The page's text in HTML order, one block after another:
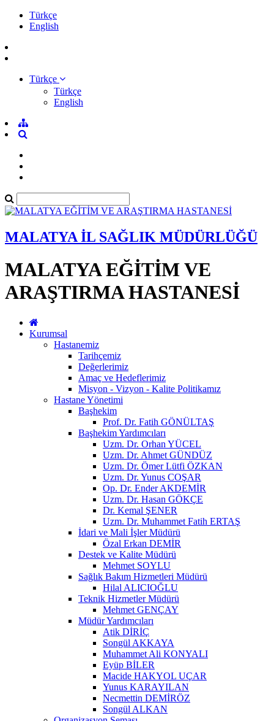
Türkçe
English
Türkçe
Türkçe
English
MALATYA İL SAĞLIK MÜDÜRLÜĞÜ
MALATYA EĞİTİM VE
ARAŞTIRMA HASTANESİ
Kurumsal
Hastanemiz
Tarihçemiz
Değerlerimiz
Amaç ve Hedeflerimiz
Misyon - Vizyon - Kalite Politikamız
Hastane Yönetimi
Başhekim
Prof. Dr. Fatih GÖNÜLTAŞ
Başhekim Yardımcıları
Uzm. Dr. Orhan YÜCEL
Uzm. Dr. Ahmet GÜNDÜZ
Uzm. Dr. Ömer Lütfi ÖZKAN
Uzm. Dr. Yunus COŞAR
Op. Dr. Ender AKDEMİR
Uzm. Dr. Hasan GÖKÇE
Dr. Kemal ŞENER
Uzm. Dr. Muhammet Fatih ERTAŞ
İdari ve Mali İşler Müdürü
Özal Erkan DEMİR
Destek ve Kalite Müdürü
Mehmet SOYLU
Sağlık Bakım Hizmetleri Müdürü
Hilal ALICIOĞLU
Teknik Hizmetler Müdürü
Mehmet GENÇAY
Müdür Yardımcıları
Atik DİRİÇ
Songül AKKAYA
Muhammet Ali KONYALI
Eyüp BİLER
Macide HAKYOL UÇAR
Yunus KARAYILAN
Necmettin DEMİRÖZ
Songül ALKAN